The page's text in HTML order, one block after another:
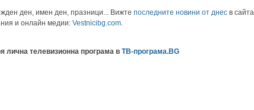
ден, имен ден, празници... Вижте последните новини от днес в сайта
и онлайн медии: Vestnicibg.com
лична телевизионна програма в ТВ-програма.BG